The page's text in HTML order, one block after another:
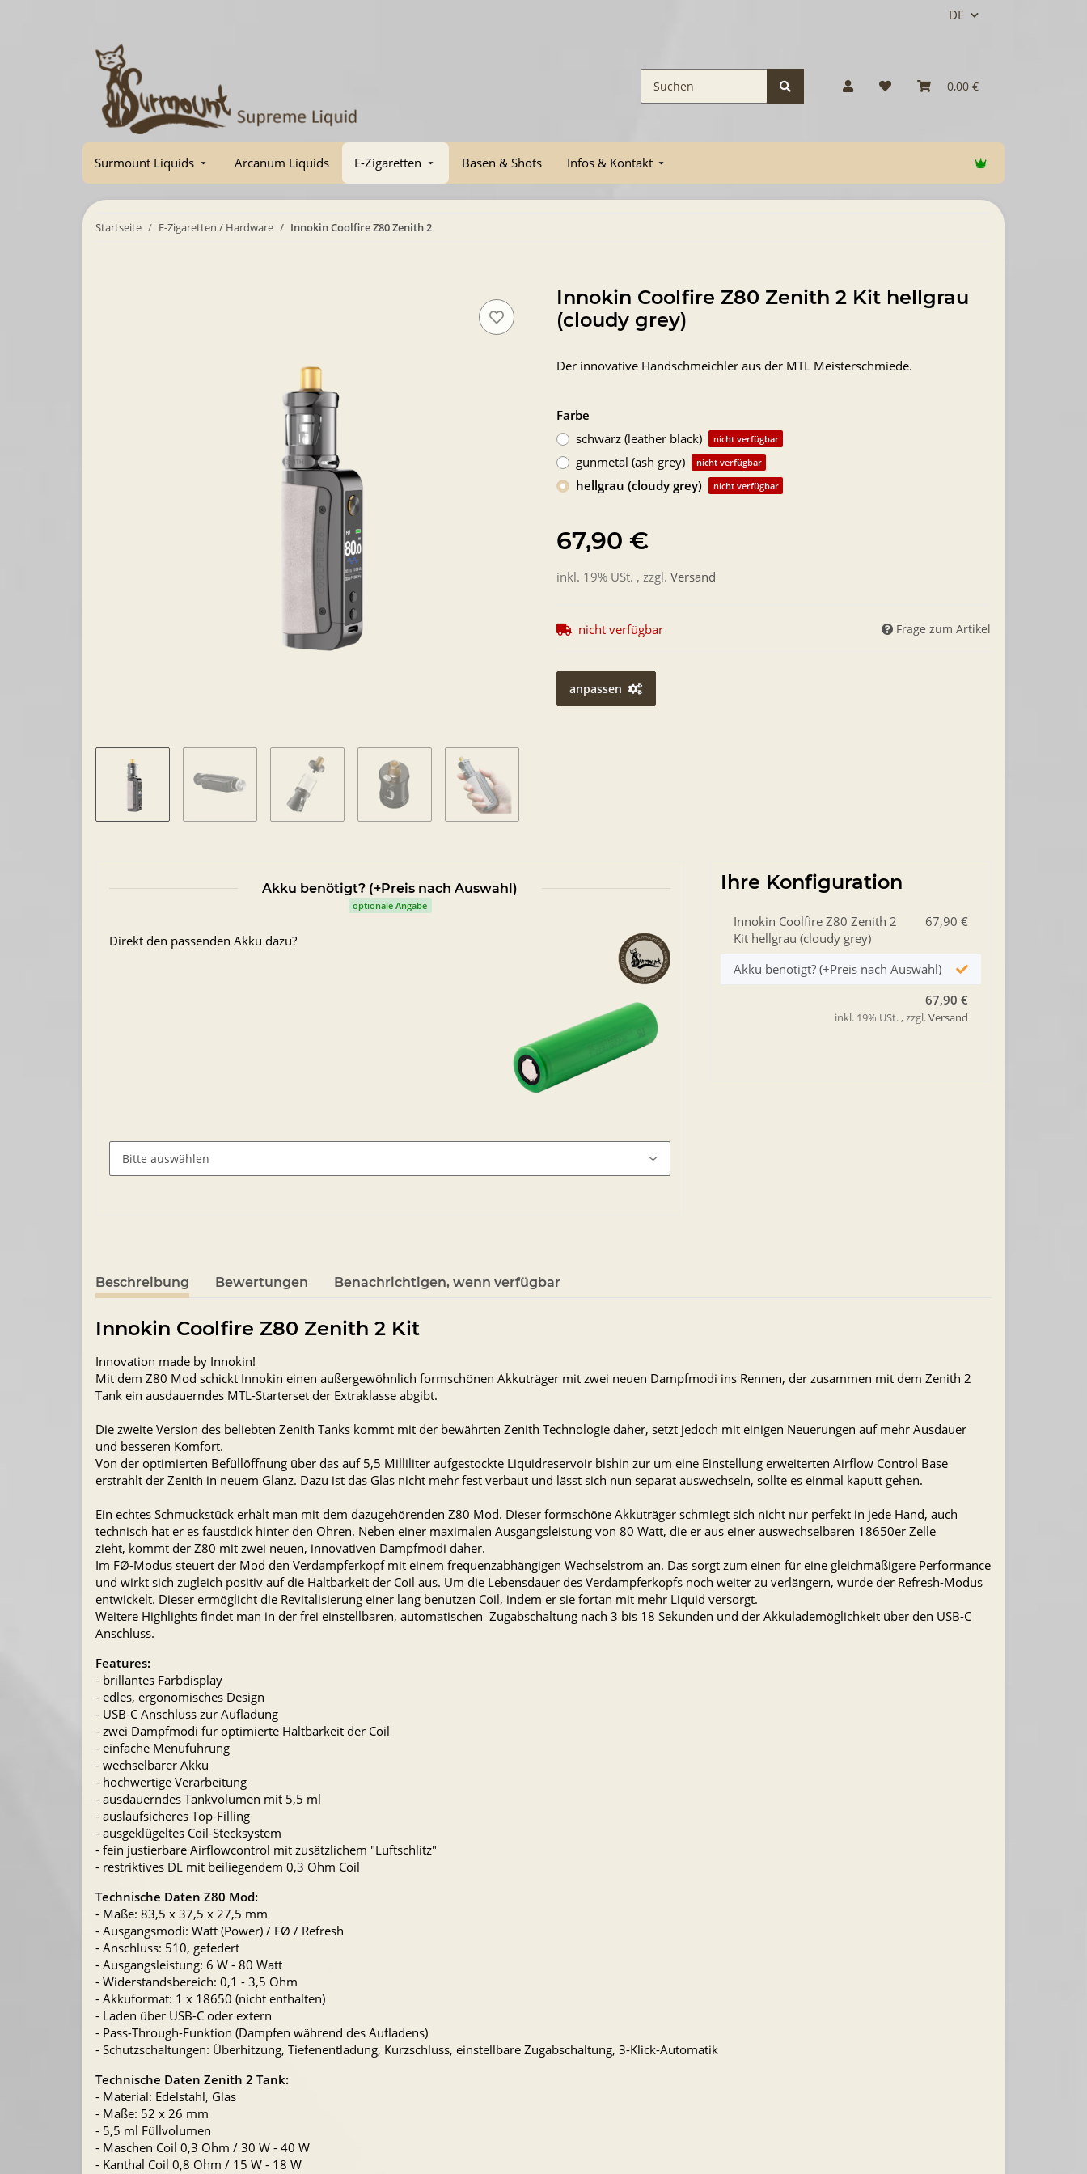
DE
0,00 €
Surmount Liquids Arcanum Liquids E-Zigaretten Basen & Shots Infos & Kontakt
Startseite E-Zigaretten / Hardware Innokin Coolfire Z80 Zenith 2
Innokin Coolfire Z80 Zenith 2 Kit hellgrau
(cloudy grey)
Der innovative Handschmeichler aus der MTL Meisterschmiede.
Farbe
schwarz (leather black)
nicht verfügbar
gunmetal (ash grey) nicht verfügbar
hellgrau (cloudy grey) nicht verfügbar
67,90 €
inkl. 19% USt. , zzgl. Versand
nicht verfügbar Frage zum Artikel
anpassen
Akku benötigt? (+Preis nach Auswahl)
optionale Angabe
Direkt den passenden Akku dazu?
Ihre Konfiguration
Innokin Coolfire Z80 Zenith 2
Kit hellgrau (cloudy grey)
67,90 €
Akku benötigt? (+Preis nach Auswahl)
67,90 €
inkl. 19% USt. , zzgl.Versand
Beschreibung Bewertungen Benachrichtigen, wenn verfügbar
Innokin Coolfire Z80 Zenith 2 Kit
Innovation made by Innokin!
Mit dem Z80 Mod schickt Innokin einen außergewöhnlich formschönen Akkuträger mit zwei neuen Dampfmodi ins Rennen, der zusammen mit dem Zenith 2
Tank ein ausdauerndes MTL-Starterset der Extraklasse abgibt.
Die zweite Version des beliebten Zenith Tanks kommt mit der bewährten Zenith Technologie daher, setzt jedoch mit einigen Neuerungen auf mehr Ausdauer
und besseren Komfort.
Von der optimierten Befüllöffnung über das auf 5,5 Milliliter aufgestockte Liquidreservoir bishin zur um eine Einstellung erweiterten Airflow Control Base
erstrahlt der Zenith in neuem Glanz. Dazu ist das Glas nicht mehr fest verbaut und lässt sich nun separat auswechseln, sollte es einmal kaputt gehen.
Ein echtes Schmuckstück erhält man mit dem dazugehörenden Z80 Mod. Dieser formschöne Akkuträger schmiegt sich nicht nur perfekt in jede Hand, auch
technisch hat er es faustdick hinter den Ohren. Neben einer maximalen Ausgangsleistung von 80 Watt, die er aus einer auswechselbaren 18650er Zelle
zieht, kommt der Z80 mit zwei neuen, innovativen Dampfmodi daher.
Im FØ-Modus steuert der Mod den Verdampferkopf mit einem frequenzabhängigen Wechselstrom an. Das sorgt zum einen für eine gleichmäßigere Performance
und wirkt sich zugleich positiv auf die Haltbarkeit der Coil aus. Um die Lebensdauer des Verdampferkopfs noch weiter zu verlängern, wurde der Refresh-Modus
entwickelt. Dieser ermöglicht die Revitalisierung einer lang benutzen Coil, indem er sie fortan mit mehr Liquid versorgt.
Weitere Highlights findet man in der frei einstellbaren, automatischen Zugabschaltung nach 3 bis 18 Sekunden und der Akkulademöglichkeit über den USB-C
Anschluss.
Features:
- brillantes Farbdisplay
- edles, ergonomisches Design
- USB-C Anschluss zur Aufladung
- zwei Dampfmodi für optimierte Haltbarkeit der Coil
- einfache Menüführung
- wechselbarer Akku
- hochwertige Verarbeitung
- ausdauerndes Tankvolumen mit 5,5 ml
- auslaufsicheres Top-Filling
- ausgeklügeltes Coil-Stecksystem
- fein justierbare Airflowcontrol mit zusätzlichem "Luftschlitz"
- restriktives DL mit beiliegendem 0,3 Ohm Coil
Technische Daten Z80 Mod:
- Maße: 83,5 x 37,5 x 27,5 mm
- Ausgangsmodi: Watt (Power) / FØ / Refresh
- Anschluss: 510, gefedert
- Ausgangsleistung: 6 W - 80 Watt
- Widerstandsbereich: 0,1 - 3,5 Ohm
- Akkuformat: 1 x 18650 (nicht enthalten)
- Laden über USB-C oder extern
- Pass-Through-Funktion (Dampfen während des Aufladens)
- Schutzschaltungen: Überhitzung, Tiefenentladung, Kurzschluss, einstellbare Zugabschaltung, 3-Klick-Automatik
Technische Daten Zenith 2 Tank:
- Material: Edelstahl, Glas
- Maße: 52 x 26 mm
- 5,5 ml Füllvolumen
- Maschen Coil 0,3 Ohm / 30 W - 40 W
- Kanthal Coil 0,8 Ohm / 15 W - 18 W